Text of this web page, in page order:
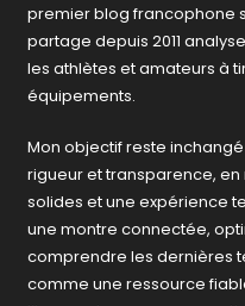
premier blog francophone
partage depuis 2011
les athlètes et amateurs à
équipements.
Mon objectif reste
rigueur et transparence,
solides et une expérience
une montre connectée,
comprendre les dernières
comme une ressource